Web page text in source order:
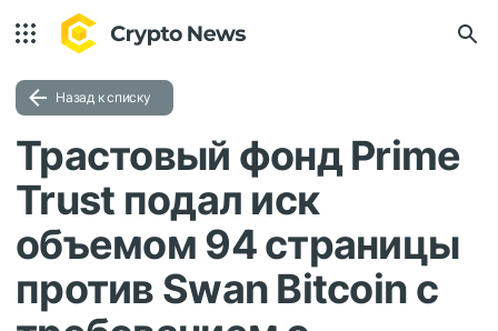
Назад к списку
Трастовый фонд Prime
Trust подал иск
объемом 94 страницы
против Swan Bitcoin с